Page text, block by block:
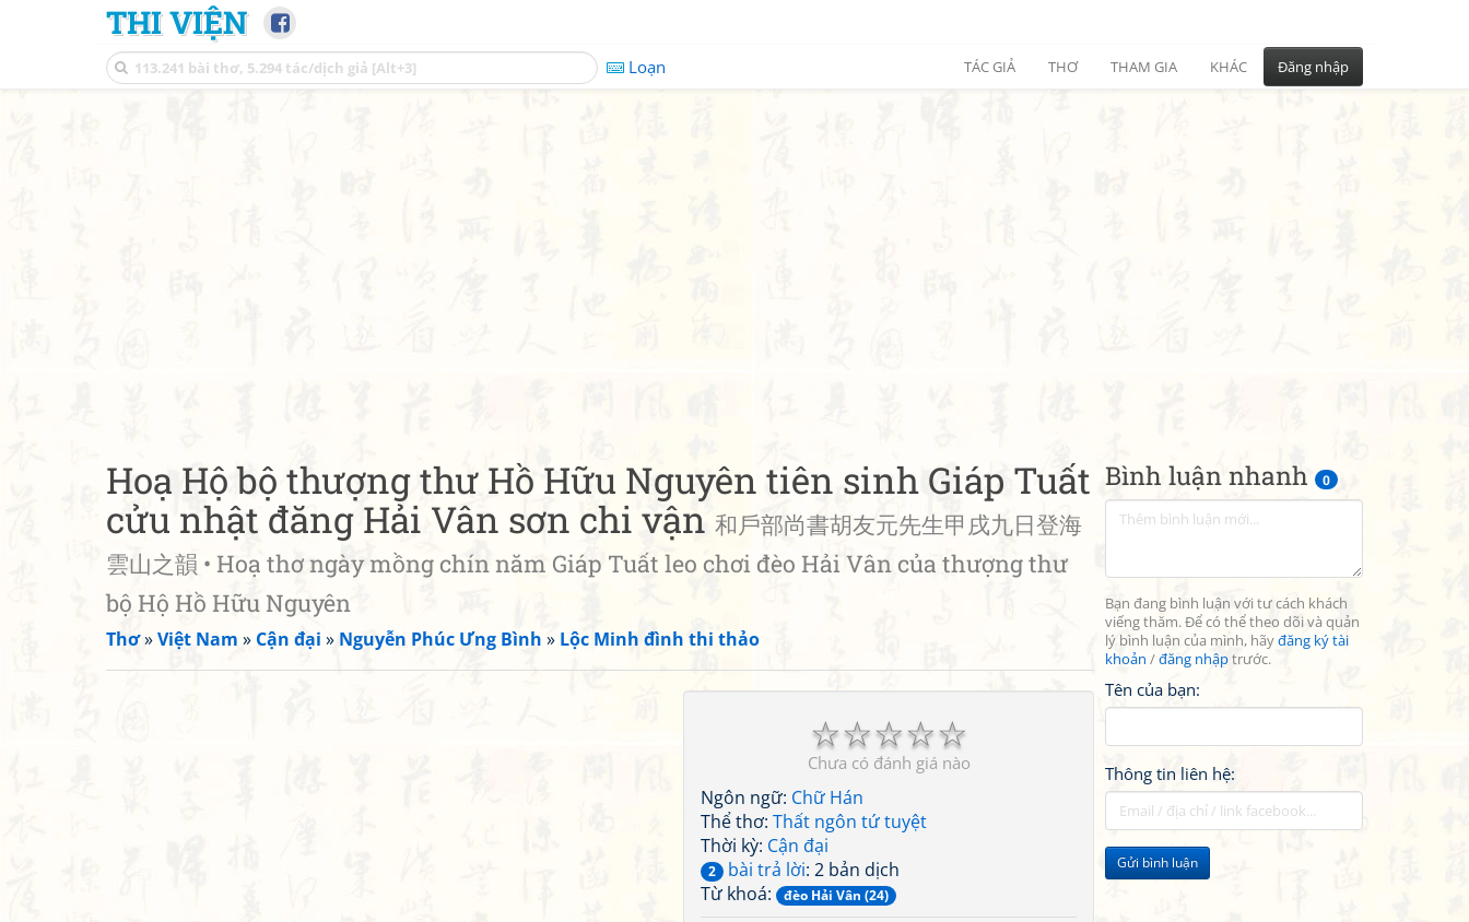
THI VIỆN
Loạn TÁC GIẢ THƠ THAM GIA KHÁC Đăng nhập
Bình luận nhanh 0
Bạn đang bình luận với tư cách khách
viếng thăm. Để có thể theo dõi và quản
lý bình luận của mình, hãyđăng ký tài
khoản /đăng nhậptrước.
Tên của bạn:
Thông tin liên hệ:
Gửi bình luận
Hoạ Hộ bộ thượng thư Hồ Hữu Nguyên tiên sinh Giáp Tuất
cửu nhật đăng Hải Vân sơn chi vận 和戶部尚書胡友元先生甲戌九日登海
雲山之韻 • Hoạ thơ ngày mồng chín năm Giáp Tuất leo chơi đèo Hải Vân của thượng thư
bộ Hộ Hồ Hữu Nguyên
Thơ»Việt Nam » Cận đại » Nguyễn Phúc Ưng Bình » Lộc Minh đình thi thảo
☆
☆
☆
☆
☆
Chưa có đánh giá nào
Ngôn ngữ: Chữ Hán
Thể thơ: Thất ngôn tứ tuyệt
Thời kỳ: Cận đại
2 bài trả lời: 2 bản dịch
Từ khoá:
đèo Hải Vân (24)